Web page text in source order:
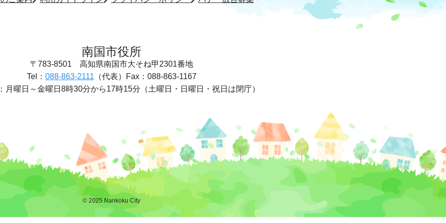
南国市役所
〒783-8501 高知県南国市大そね甲2301番地
Tel： 088-863-2111 （代表）
Fax：088-863-1167
月曜日～金曜日8時30分から17時15分 （土曜日・日曜日・祝日は閉庁）
© 2025 Nankoku City